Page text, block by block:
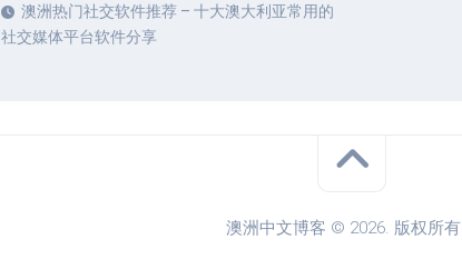
澳洲热门社交软件推荐 – 十大澳大利亚常用的
社交媒体平台软件分享
澳洲中文博客 © 2026. 版权所